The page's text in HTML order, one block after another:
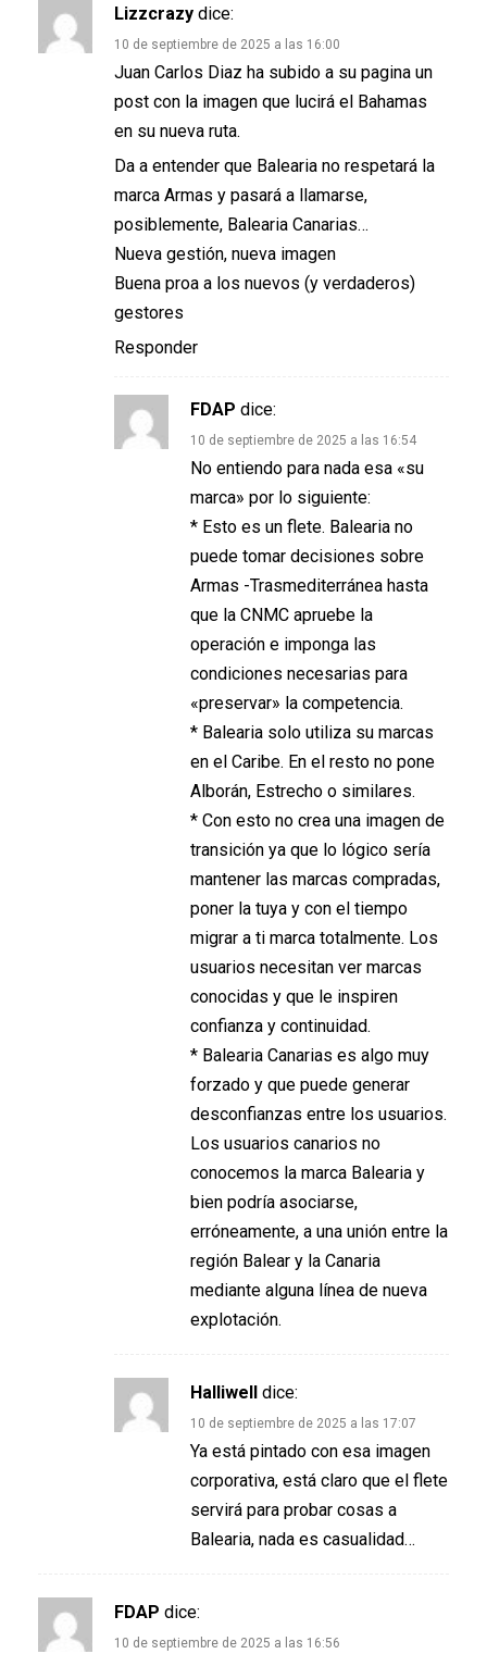
Lizzcrazy dice:
10 de septiembre de 2025 a las 16:00
Juan Carlos Diaz ha subido a su pagina un
post con la imagen que lucirá el Bahamas
en su nueva ruta.
Da a entender que Balearia no respetará la
marca Armas y pasará a llamarse,
posiblemente, Balearia Canarias…
Nueva gestión, nueva imagen
Buena proa a los nuevos (y verdaderos)
gestores
Responder
FDAP dice:
10 de septiembre de 2025 a las 16:54
No entiendo para nada esa «su
marca» por lo siguiente:
* Esto es un flete. Balearia no
puede tomar decisiones sobre
Armas -Trasmediterránea hasta
que la CNMC apruebe la
operación e imponga las
condiciones necesarias para
«preservar» la competencia.
* Balearia solo utiliza su marcas
en el Caribe. En el resto no pone
Alborán, Estrecho o similares.
* Con esto no crea una imagen de
transición ya que lo lógico sería
mantener las marcas compradas,
poner la tuya y con el tiempo
migrar a ti marca totalmente. Los
usuarios necesitan ver marcas
conocidas y que le inspiren
confianza y continuidad.
* Balearia Canarias es algo muy
forzado y que puede generar
desconfianzas entre los usuarios.
Los usuarios canarios no
conocemos la marca Balearia y
bien podría asociarse,
erróneamente, a una unión entre la
región Balear y la Canaria
mediante alguna línea de nueva
explotación.
Halliwell dice:
10 de septiembre de 2025 a las 17:07
Ya está pintado con esa imagen
corporativa, está claro que el flete
servirá para probar cosas a
Balearia, nada es casualidad…
FDAP dice:
10 de septiembre de 2025 a las 16:56